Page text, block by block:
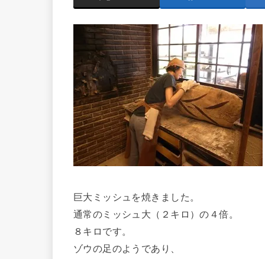
巨大ミッシュを焼きました。
通常のミッシュ大（２キロ）の４倍。
８キロです。
ゾウの足のようであり、